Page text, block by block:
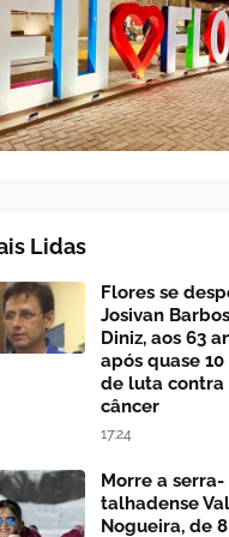
Lidas
Flores se
Josivan
Diniz, aos 63
após quase 10
de luta contra
câncer
17:24
Morre a serra-
talhadense
Nogueira, de